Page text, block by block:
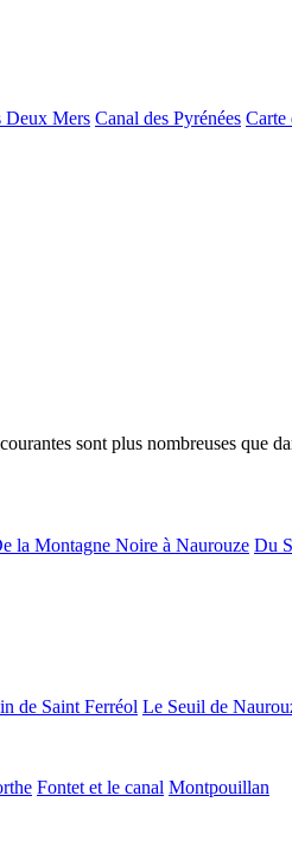
Deux Mers Canal des Pyrénées Carte
sont plus nombreuses que
la Montagne Noire à Naurouze Du
de Saint Ferréol Le Seuil de
Fontet et le canal Montpouillan